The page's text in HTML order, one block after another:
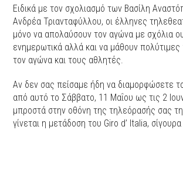
Ειδικά με τον σχολιασμό των Βασίλη
Ανδρέα Τριανταφύλλου, οι έλληνες
μόνο να απολαύσουν τον αγώνα με σχόλια
ενημερωτικά αλλά και να μάθουν πολύτιμες
τον αγώνα και τους αθλητές.
Αν δεν σας πείσαμε ήδη να διαμορφώσετε
από αυτό το Σάββατο, 11 Μαΐου ως τις 2
μπροστά στην οθόνη της τηλεόρασής σας
γίνεται η μετάδοση του Giro d’ Italia,